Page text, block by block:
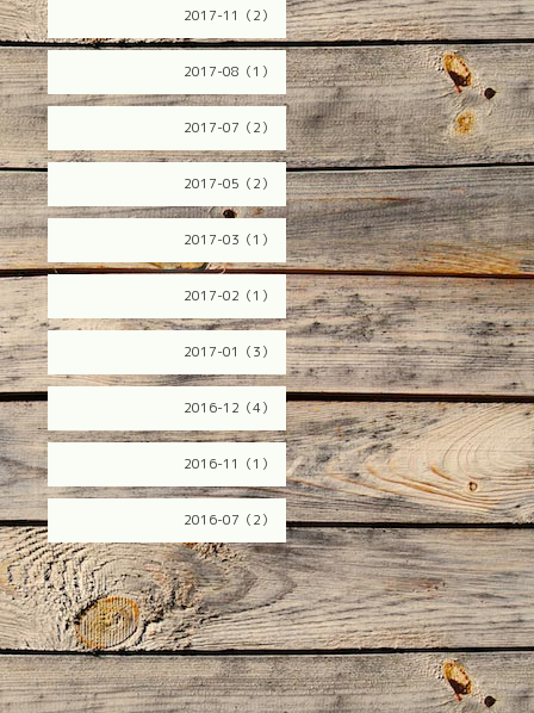
2017-11（2）
2017-08（1）
2017-07（2）
2017-05（2）
2017-03（1）
2017-02（1）
2017-01（3）
2016-12（4）
2016-11（1）
2016-07（2）